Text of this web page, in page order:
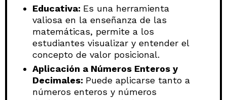
Educativa: Es una herramienta
valiosa en la enseñanza de las
matemáticas, permite a los
estudiantes visualizar y entender el
concepto de valor posicional.
Aplicación a Números Enteros y
Decimales: Puede aplicarse tanto a
números enteros y números